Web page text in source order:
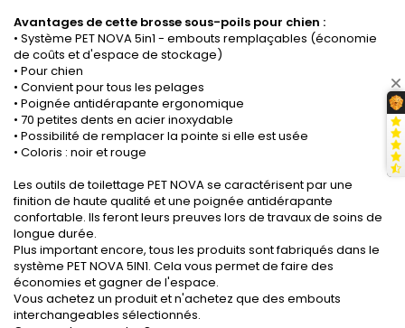
Avantages de cette brosse sous-poils pour chien :
• Système PET NOVA 5in1 - embouts remplaçables (économie
de coûts et d'espace de stockage)
• Pour chien
• Convient pour tous les pelages
• Poignée antidérapante ergonomique
• 70 petites dents en acier inoxydable
• Possibilité de remplacer la pointe si elle est usée
• Coloris : noir et rouge
Les outils de toilettage PET NOVA se caractérisent par une
finition de haute qualité et une poignée antidérapante
confortable. Ils feront leurs preuves lors de travaux de soins de
longue durée.
Plus important encore, tous les produits sont fabriqués dans le
système PET NOVA 5IN1. Cela vous permet de faire des
économies et gagner de l'espace.
Vous achetez un produit et n'achetez que des embouts
interchangeables sélectionnés.